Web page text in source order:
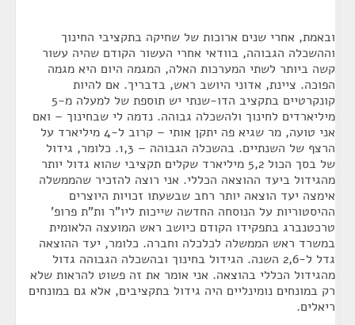
ובאמת, אחרי שנים ארוכות של שחיקה בתקציבי החינוך
וההשכלה הגבוהה, בוודאי אחרי העשור הקודם שהיה עשור
קשה ביותר לשתי המערכות האלה, המגמה היום היא מגמה
הפוכה. ציינת, אדוני היושב ראש, בדבריך. אם להיות
קונקרטיים בתקציב הדו-שנתי יש תוספת של למעלה מ-5
מיליארדים לחינוך ולהשכלה גבוהה. נדמה לי שבחינוך – ואם
אני טועה, מר שגיא פה יתקן אותי – קרוב ל-4 מיליארד על
הרצף של השנתיים. בהשכלה הגבוהה – 1,3. כלומר, גידול
של בסך הכול 5,2 מיליארד שקלים תקציבי שהוא גדול יותר
מהגידול ביעד ההוצאה הכללי. אני רוצה להזכיר שהממשלה
אימצה יעד הוצאה יותר רחב שבשעתו זכויות היוצרים
ההיסטוריות על הנוסחה החדשה שייכות ליו"ר ות"ת פרופ'
טרכטנברג בתפקידו הקודם כיושב ראש המועצה הלאומית
במשרד ראש הממשלה לכלכלה וחברה. כלומר, יעד ההוצאה
גדל ל-2,6 השנה. הגידול בחינוך ובהשכלה הגבוהה גדול
מהגידול הכללי בהוצאה. אני אומר את זה פשוט להראות שלא
רק במונחים נומינליים היה גידול בתקציבים, אלא גם במונחים
ריאלים.